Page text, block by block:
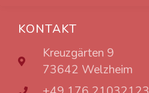
KONTAKT
Kreuzgärten 9
73642 Welzheim